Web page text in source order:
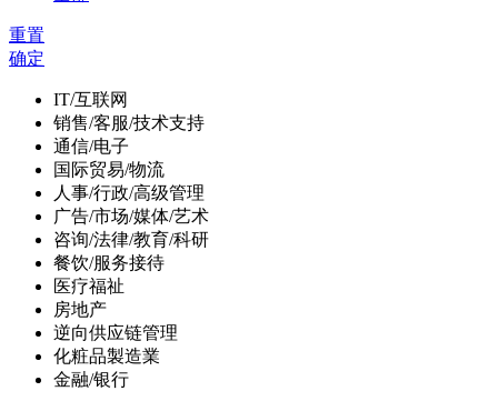
重置
确定
IT/互联网
销售/客服/技术支持
通信/电子
国际贸易/物流
人事/行政/高级管理
广告/市场/媒体/艺术
咨询/法律/教育/科研
餐饮/服务接待
医疗福祉
房地产
逆向供应链管理
化粧品製造業
金融/银行